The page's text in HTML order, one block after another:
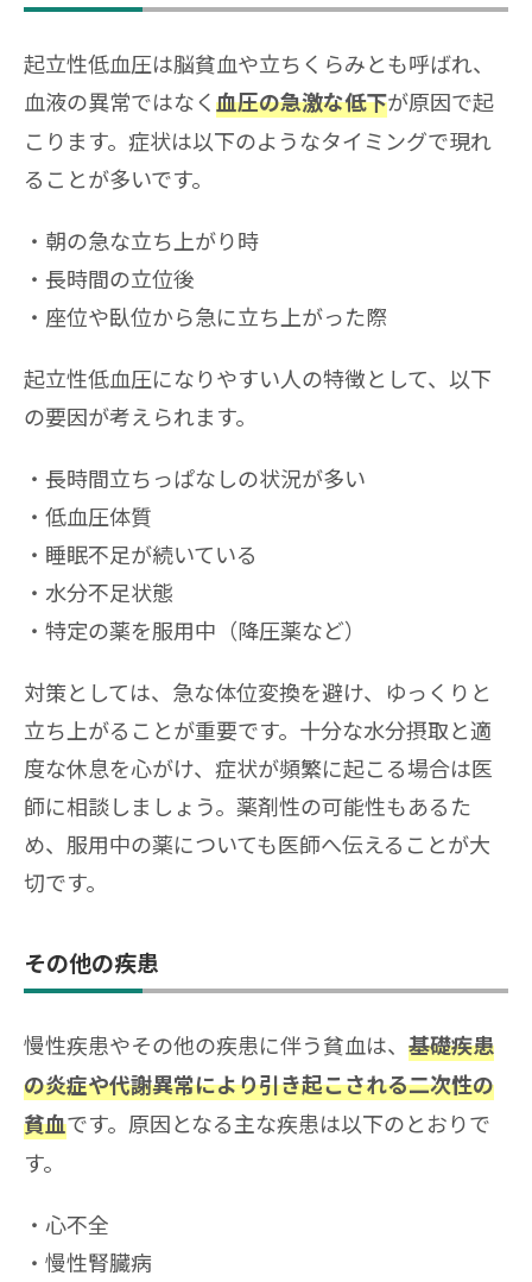
起立性低血圧は脳貧血や立ちくらみとも呼ばれ、
血液の異常ではなく血圧の急激な低下が原因で起
こります。症状は以下のようなタイミングで現れ
ることが多いです。
朝の急な立ち上がり時
長時間の立位後
座位や臥位から急に立ち上がった際
起立性低血圧になりやすい人の特徴として、以下
の要因が考えられます。
長時間立ちっぱなしの状況が多い
低血圧体質
睡眠不足が続いている
水分不足状態
特定の薬を服用中（降圧薬など）
対策としては、急な体位変換を避け、ゆっくりと
立ち上がることが重要です。十分な水分摂取と適
度な休息を心がけ、症状が頻繁に起こる場合は医
師に相談しましょう。薬剤性の可能性もあるた
め、服用中の薬についても医師へ伝えることが大
切です。
その他の疾患
慢性疾患やその他の疾患に伴う貧血は、 基礎疾患
の炎症や代謝異常により引き起こされる二次性の
貧血です。原因となる主な疾患は以下のとおりで
す。
心不全
慢性腎臓病